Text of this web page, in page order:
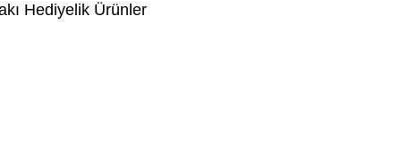
Hediyelik Ürünler